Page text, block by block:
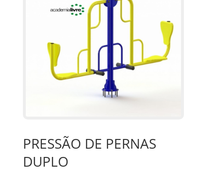
PRESSÃO DE PERNAS
DUPLO